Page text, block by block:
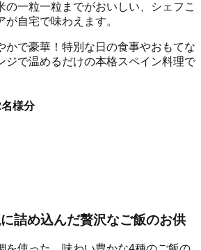
の一粒一粒までがおいしい、シェフこ
自宅で味わえます。
かで豪華！特別な日の食事やおもてな
ジで温めるだけの本格スペイン料理で
様分
詰め込んだ贅沢なご飯のお供